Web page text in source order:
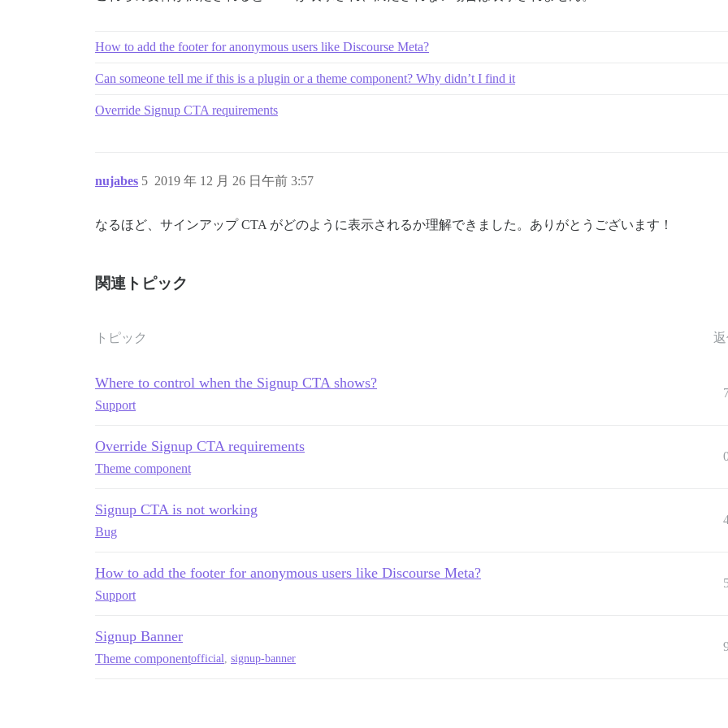
How to add the footer for anonymous users like Discourse Meta?
Can someone tell me if this is a plugin or a theme component? Why didn’t I find it
Override Signup CTA requirements
nujabes 2019 年 12 月 26 日午前 3:57
5
なるほど、サインアップ CTA がどのように表示されるか理解できました。ありがとうございます！
関連トピック
トピック
Where to control when the Signup CTA shows?
Support
Override Signup CTA requirements
Theme component
Signup CTA is not working
Bug
How to add the footer for anonymous users like Discourse Meta?
Support
Signup Banner
Theme componentofficial, signup-banner